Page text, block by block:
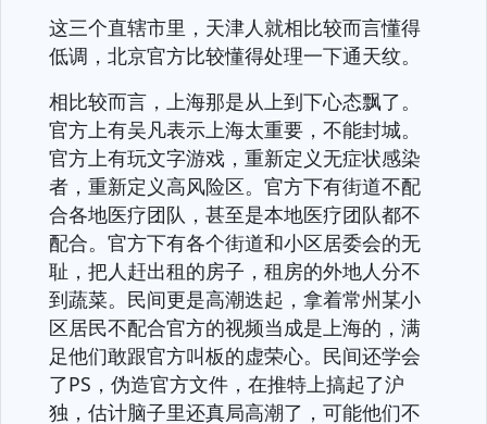
这三个直辖市里，天津人就相比较而言懂得
低调，北京官方比较懂得处理一下通天纹。
相比较而言，上海那是从上到下心态飘了。
官方上有吴凡表示上海太重要，不能封城。
官方上有玩文字游戏，重新定义无症状感染
者，重新定义高风险区。官方下有街道不配
合各地医疗团队，甚至是本地医疗团队都不
配合。官方下有各个街道和小区居委会的无
耻，把人赶出租的房子，租房的外地人分不
到蔬菜。民间更是高潮迭起，拿着常州某小
区居民不配合官方的视频当成是上海的，满
足他们敢跟官方叫板的虚荣心。民间还学会
了PS，伪造官方文件，在推特上搞起了沪
独，估计脑子里还真局高潮了，可能他们不